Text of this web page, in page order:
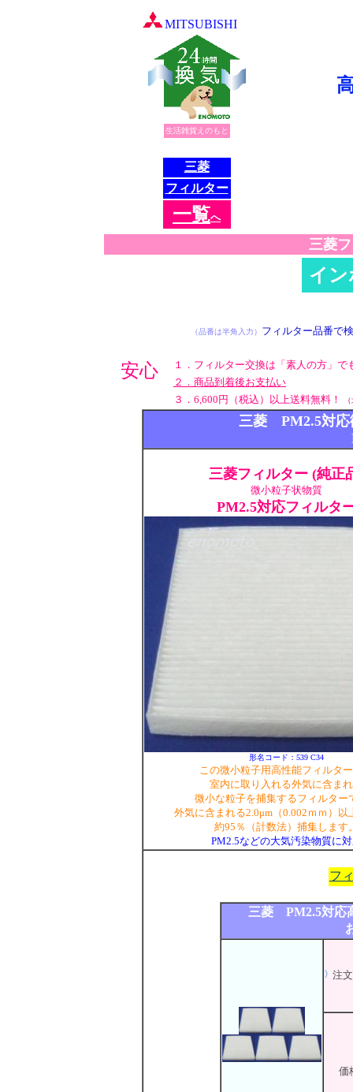
MITSUBISHI
生活雑貨えのもと
三菱
フィルター
一覧へ
三菱
イン
（品番は半角入力） フィルター品番で
安心
１．フィルター交換は「素人の方」で
２．商品到着後お支払い
３．6,600円（税込）以上送料無料！
三菱 PM2.5対応
三菱フィルター (純正
微小粒子状物質
PM2.5対応フィルタ
形名コード：539 C34
この微小粒子用高性能フィルタ
室内に取り入れる外気に含ま
微小な粒子を捕集するフィルター
外気に含まれる2.0μm（0.002ｍｍ）以
約95％（計数法）捕集します
PM2.5などの大気汚染物質に
フ
三菱 PM2.5対応
注
価